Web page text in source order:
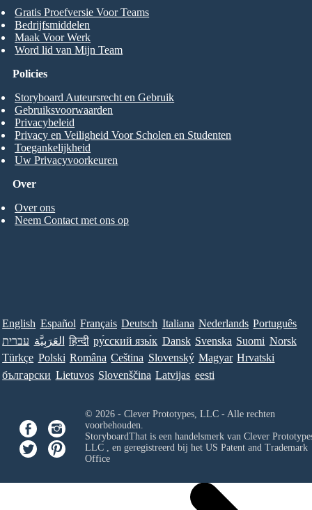
Gratis Proefversie Voor Teams
Bedrijfsmiddelen
Maak Voor Werk
Word lid van Mijn Team
Over
Over ons
Neem Contact met ons op
Policies
Storyboard Auteursrecht en Gebruik
Gebruiksvoorwaarden
Privacybeleid
Privacy en Veiligheid Voor Scholen en Studenten
Toegankelijkheid
Uw Privacyvoorkeuren
English Español Français Deutsch Italiana Nederlands Português
עברית العَرَبِيَّة हिन्दी ру́сский язы́к Dansk Svenska Suomi Norsk
Türkçe Polski Româna Ceština Slovenský Magyar Hrvatski
български Lietuvos Slovenščina Latvijas eesti
© 2026 - Clever Prototypes, LLC - Alle rechten
voorbehouden.
StoryboardThat is een handelsmerk van Clever
LLC, en geregistreerd bij het US Patent and Trademark
Office